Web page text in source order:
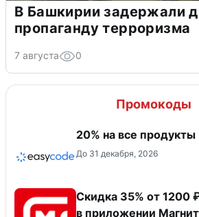
В Башкирии задержали
пропаганду терроризма
7 августа 0
Промокоды
20% на все продукты
До 31 декабря, 2026
Скидка 35% от 1200
в приложении